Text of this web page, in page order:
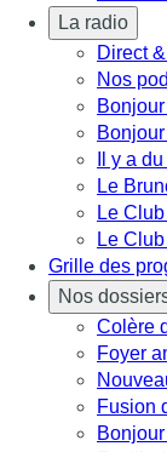
La radio
Direct
Nos
Il y a
Le
Le
Le
Grille des
Nos
Colère
Foyer
Fusion